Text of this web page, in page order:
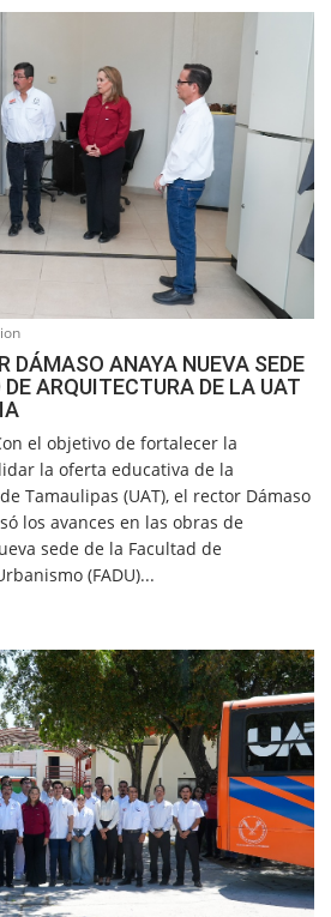
DÁMASO ANAYA NUEVA SEDE
ARQUITECTURA DE LA UAT
el objetivo de fortalecer la
la oferta educativa de la
Tamaulipas (UAT), el rector Dámaso
los avances en las obras de
sede de la Facultad de
(FADU)...